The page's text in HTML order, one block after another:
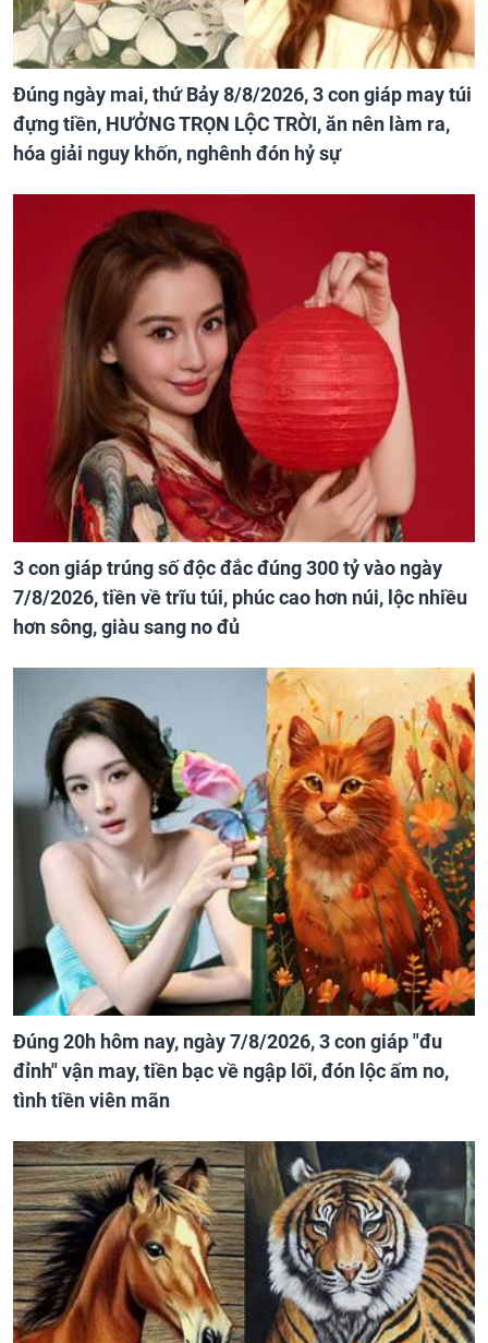
Đúng ngày mai, thứ Bảy 8/8/2026, 3 con giáp may túi
đựng tiền, HƯỞNG TRỌN LỘC TRỜI, ăn nên làm ra,
hóa giải nguy khốn, nghênh đón hỷ sự
3 con giáp trúng số độc đắc đúng 300 tỷ vào ngày
7/8/2026, tiền về trĩu túi, phúc cao hơn núi, lộc nhiều
hơn sông, giàu sang no đủ
Đúng 20h hôm nay, ngày 7/8/2026, 3 con giáp "đu
đỉnh" vận may, tiền bạc về ngập lối, đón lộc ấm no,
tình tiền viên mãn